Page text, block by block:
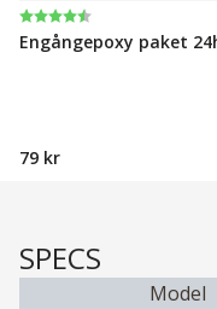
Betyg:
4.6 utav 5 stjärnor
Engångepoxy paket
79 kr
SPECS
Model